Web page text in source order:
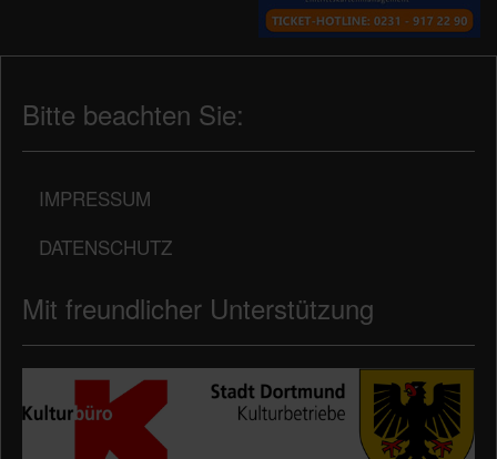
Bitte beachten Sie:
IMPRESSUM
DATENSCHUTZ
Mit freundlicher Unterstützung